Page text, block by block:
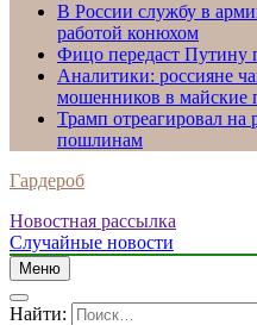
В России службу в
работой конюхом
Фицо передаст Путину
Аналитики: россияне
мошенников в майские
Трамп отреагировал
пошлинам
Гардероб
Новостная рассылка
Случайные новости
Меню
Найти: